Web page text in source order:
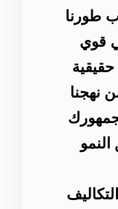
طورنا
قوي
نهجنا